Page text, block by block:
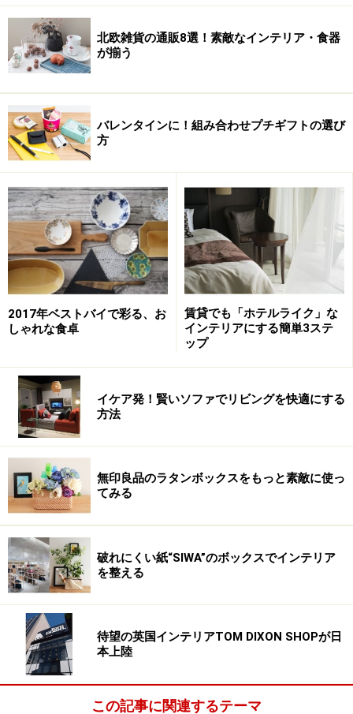
北欧雑貨の通販8選！素敵なインテリア・食器
が揃う
バレンタインに！組み合わせプチギフトの選び
方
2017年ベストバイで彩る、お
しゃれな食卓
賃貸でも「ホテルライク」な
インテリアにする簡単3ステ
ップ
イケア発！賢いソファでリビングを快適にする
方法
無印良品のラタンボックスをもっと素敵に使っ
てみる
破れにくい紙“SIWA”のボックスでインテリア
を整える
待望の英国インテリアTOM DIXON SHOPが日
本上陸
この記事に関連するテーマ